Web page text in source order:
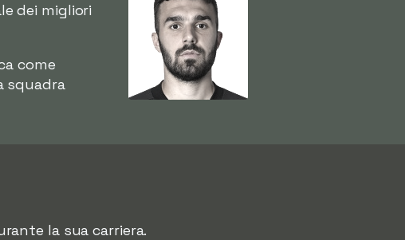
dei migliori
come
squadra
la sua carriera.